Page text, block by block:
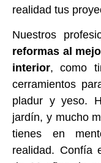
realidad tus
Nuestros
reformas al
interior, como
cerramientos
pladur y yeso.
jardín, y mucho
tienes en
realidad. Confía